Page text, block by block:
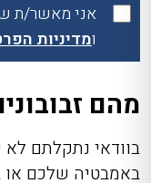
אני מאשר/ת
ומדיניות
מהם
בוודאי נתקלתם
באמבטיה שלכם או